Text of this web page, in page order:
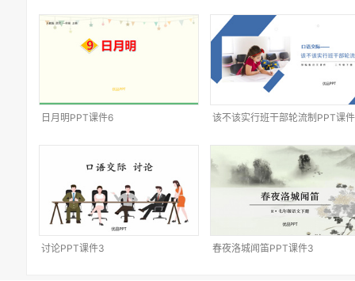
日月明PPT课件6 该不该实行班干部轮流制PPT课
讨论PPT课件3 春夜洛城闻笛PPT课件3